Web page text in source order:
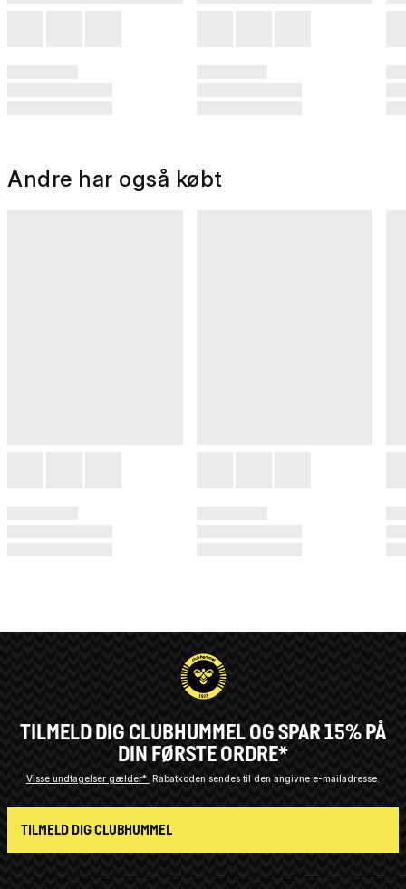
Andre har også købt
TILMELD DIG CLUBHUMMEL OG SPAR 15% PÅ
DIN FØRSTE ORDRE*
Visse undtagelser gælder* Rabatkoden sendes til den angivne e-mailadresse.
TILMELD DIG CLUBHUMMEL